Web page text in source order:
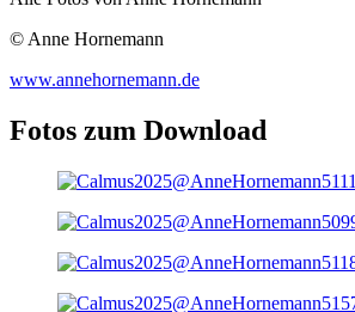
© Anne Hornemann
www.annehornemann.de
Fotos zum Download